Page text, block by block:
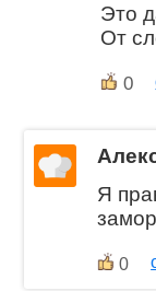
Это
От
0
Я
0